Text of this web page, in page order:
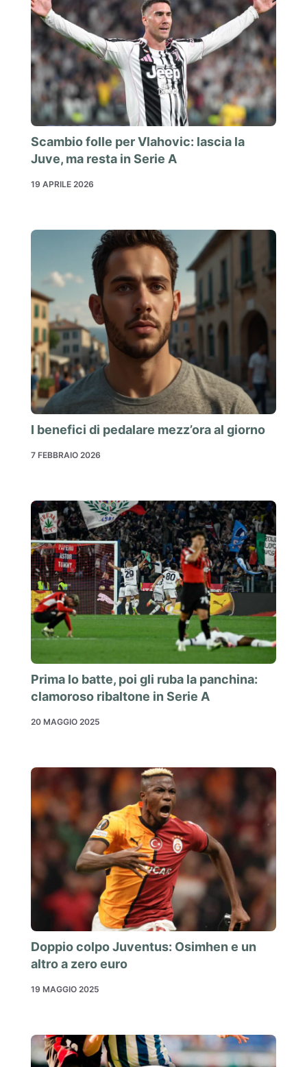
Scambio folle per Vlahovic: lascia la
Juve, ma resta in Serie A
19 APRILE 2026
I benefici di pedalare mezz’ora al giorno
7 FEBBRAIO 2026
Prima lo batte, poi gli ruba la panchina:
clamoroso ribaltone in Serie A
20 MAGGIO 2025
Doppio colpo Juventus: Osimhen e un
altro a zero euro
19 MAGGIO 2025